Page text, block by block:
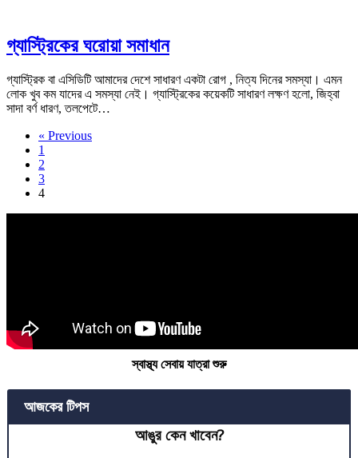
গ্যাস্ট্রিকের ঘরোয়া সমাধান
গ্যাস্ট্রিক বা এসিডিটি আমাদের দেশে সাধারণ একটা রোগ , নিত্য দিনের সমস্যা। এমন
লোক খুব কম যাদের এ সমস্যা নেই। গ্যাস্ট্রিকের কয়েকটি সাধারণ লক্ষণ হলো, জিহ্বা
সাদা বর্ণ ধারণ, তলপেটে…
« Previous
1
2
3
4
স্বাস্থ্য সেবায় যাত্রা শুরু
আজকের টিপস
আঙুর কেন খাবেন?